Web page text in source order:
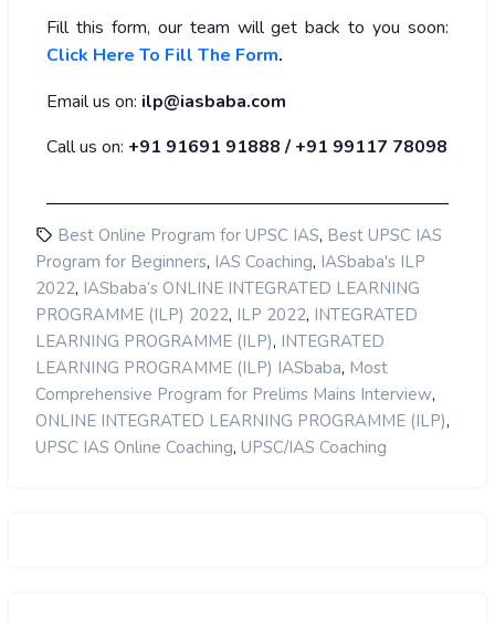
Fill this form, our team will get back to you soon:
Click Here To Fill The Form.
Email us on: ilp@iasbaba.com
Call us on: +91 91691 91888 / +91 99117 78098
Best Online Program for UPSC IAS, Best UPSC IAS
Program for Beginners, IAS Coaching, IASbaba's ILP
2022, IASbaba’s ONLINE INTEGRATED LEARNING
PROGRAMME (ILP) 2022, ILP 2022, INTEGRATED
LEARNING PROGRAMME (ILP), INTEGRATED
LEARNING PROGRAMME (ILP) IASbaba, Most
Comprehensive Program for Prelims Mains Interview,
ONLINE INTEGRATED LEARNING PROGRAMME (ILP),
UPSC IAS Online Coaching, UPSC/IAS Coaching